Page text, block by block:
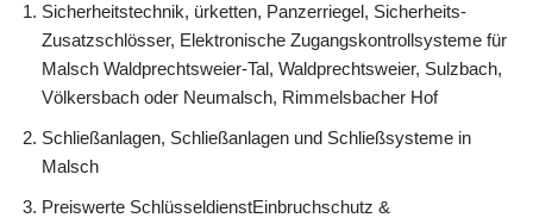
Sicherheitstechnik, ürketten, Panzerriegel, Sicherheits-
Zusatzschlösser, Elektronische Zugangskontrollsysteme für
Malsch Waldprechtsweier-Tal, Waldprechtsweier, Sulzbach,
Völkersbach oder Neumalsch, Rimmelsbacher Hof
Schließanlagen, Schließanlagen und Schließsysteme in
Malsch
Preiswerte SchlüsseldienstEinbruchschutz &